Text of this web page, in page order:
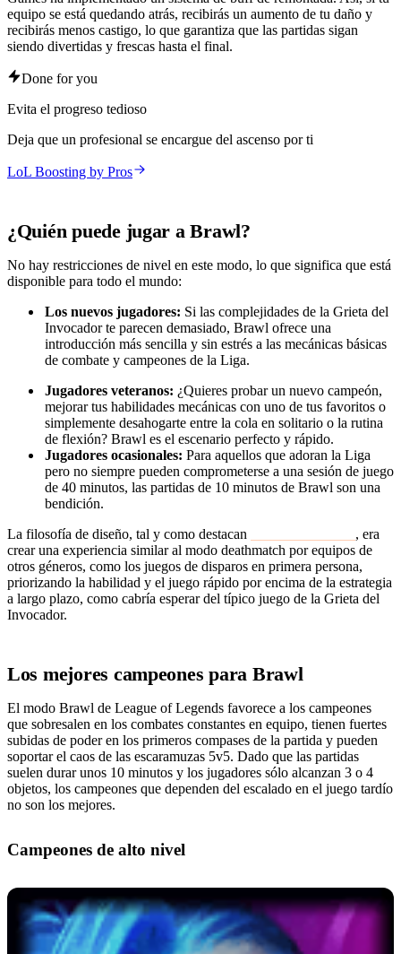
equipo se está quedando atrás, recibirás un aumento de tu daño y
recibirás menos castigo, lo que garantiza que las partidas sigan
siendo divertidas y frescas hasta el final.
Done for you
Evita el progreso tedioso
Deja que un profesional se encargue del ascenso por ti
LoL Boosting by Pros
¿Quién puede jugar a Brawl?
No hay restricciones de nivel en este modo, lo que significa que está
disponible para todo el mundo:
Los nuevos jugadores: Si las complejidades de la Grieta del
Invocador te parecen demasiado, Brawl ofrece una
introducción más sencilla y sin estrés a las mecánicas básicas
de combate y campeones de la Liga.
Jugadores veteranos: ¿Quieres probar un nuevo campeón,
mejorar tus habilidades mecánicas con uno de tus favoritos o
simplemente desahogarte entre la cola en solitario o la rutina
de flexión? Brawl es el escenario perfecto y rápido.
Jugadores ocasionales: Para aquellos que adoran la Liga
pero no siempre pueden comprometerse a una sesión de juego
de 40 minutos, las partidas de 10 minutos de Brawl son una
bendición.
La filosofía de diseño, tal y como destacan
, era
crear una experiencia similar al modo deathmatch por equipos de
otros géneros, como los juegos de disparos en primera persona,
priorizando la habilidad y el juego rápido por encima de la estrategia
a largo plazo, como cabría esperar del típico juego de la Grieta del
Invocador.
Los mejores campeones para Brawl
El modo Brawl de League of Legends favorece a los campeones
que sobresalen en los combates constantes en equipo, tienen fuertes
subidas de poder en los primeros compases de la partida y pueden
soportar el caos de las escaramuzas 5v5. Dado que las partidas
suelen durar unos 10 minutos y los jugadores sólo alcanzan 3 o 4
objetos, los campeones que dependen del escalado en el juego tardío
no son los mejores.
Campeones de alto nivel